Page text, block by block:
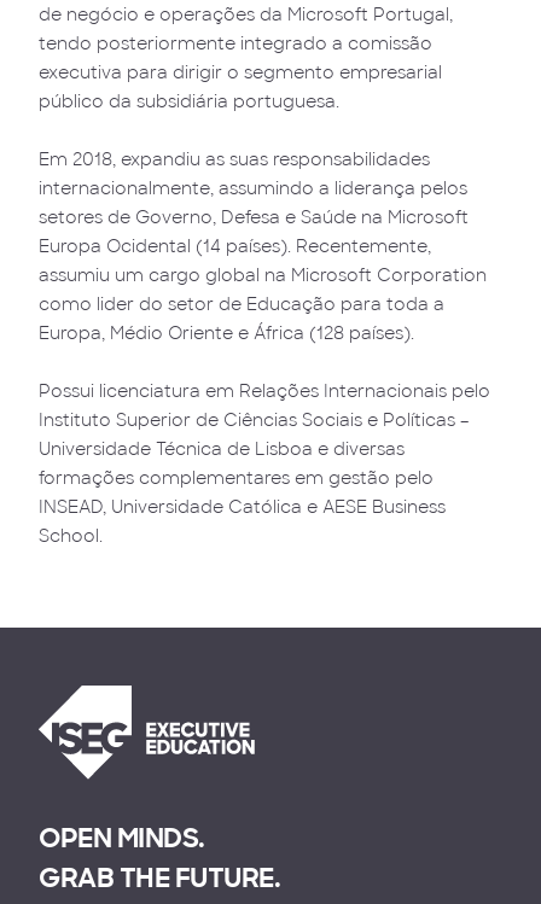
de negócio e operações da Microsoft Portugal,
tendo posteriormente integrado a comissão
executiva para dirigir o segmento empresarial
público da subsidiária portuguesa.
Em 2018, expandiu as suas responsabilidades
internacionalmente, assumindo a liderança pelos
setores de Governo, Defesa e Saúde na Microsoft
Europa Ocidental (14 países). Recentemente,
assumiu um cargo global na Microsoft Corporation
como lider do setor de Educação para toda a
Europa, Médio Oriente e África (128 países).
Possui licenciatura em Relações Internacionais pelo
Instituto Superior de Ciências Sociais e Políticas –
Universidade Técnica de Lisboa e diversas
formações complementares em gestão pelo
INSEAD, Universidade Católica e AESE Business
School.
OPEN MINDS.
GRAB THE FUTURE.